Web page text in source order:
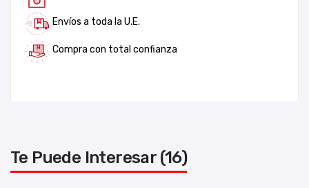
Envíos a toda la U.E.
Compra con total confianza
Te Puede Interesar (16)